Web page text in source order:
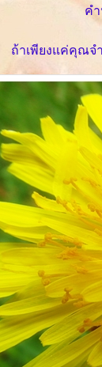
ค
ถ้าเพียงแค่คุณจ